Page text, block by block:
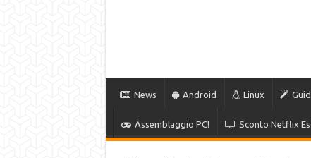
News Android Linux
Assemblaggio PC! Sconto Netflix